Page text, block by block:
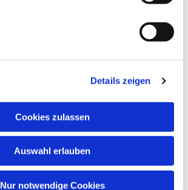
Details zeigen
Cookies zulassen
Auswahl erlauben
Nur notwendige Cookies